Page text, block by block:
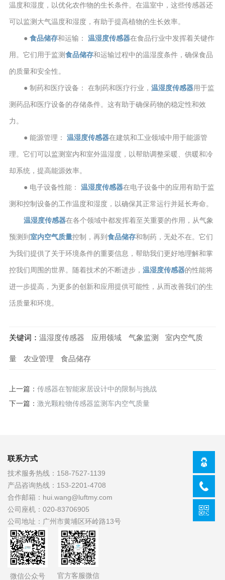
温度和湿度，以优化农作物的生长条件。在温室中，这些传感器还
可以监测大气温度和湿度，有助于提高植物的生长效率。
● 食品储存和运输： 温湿度传感器在食品行业中发挥着关键作
用。它们用于监测食品储存和运输过程中的温湿度条件，确保食品
的质量和安全性。
● 制药和医疗设备： 在制药和医疗行业， 温湿度传感器用于监
测药品和医疗设备的存储条件。这有助于确保药物的稳定性和效
力。
● 能源管理： 温湿度传感器在建筑和工业领域中用于能源管
理。它们可以监测室内和室外温湿度，以帮助调整采暖、供暖和冷
却系统，提高能源效率。
● 电子设备性能： 温湿度传感器在电子设备中的应用有助于监
测和控制设备的工作温度和湿度，以确保其正常运行并延长寿命。
温湿度传感器在各个领域中都发挥着至关重要的作用，从气象
预测到 室内空气质量控制，再到 食品储存和制药，无处不在。它们
为我们提供了关于环境条件的重要信息，帮助我们更好地理解和掌
控我们周围的世界。随着技术的不断进步， 温湿度传感器的性能将
进一步提高，为更多的创新和应用提供可能性，从而改善我们的生
活质量和环境。
关键词： 温湿度传感器 应用领域 气象监测 室内空气质
量 农业管理 食品储存
上一篇： 传感器在智能家居设计中的限制与挑战
下一篇： 激光颗粒物传感器监测车内空气质量
联系方式
技术服务热线： 158-7527-1139
产品咨询热线： 153-2201-4708
合作邮箱： hui.wang@luftmy.com
公司座机： 020-83706905
公司地址： 广州市黄埔区环岭路13号
微信公众号 官方客服微信